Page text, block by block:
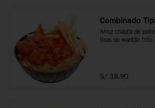
Combinado
Arroz chaufa de
tiras de wantán frito
S/ 18.90